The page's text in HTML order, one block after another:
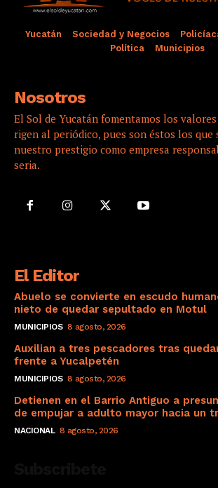
Yucatán Sociedad y Negocios
Política
Municipios
Nosotros
El Sol de Yucatán fomentamos los
rigen al periódico, pues son éstos los que
nuestro prestigio como empresa
seria.
El Editor
Abuelo se convierte en escudo
nieto de quedar sepultado en Motul
MUNICIPIOS 8 agosto, 2026
Auxilian a tres pescadores tras
frente a Yucalpetén
MUNICIPIOS 8 agosto, 2026
Detienen en el Barrio Antiguo a
de empujar a adulto mayor hacia un
NACIONAL 8 agosto, 2026